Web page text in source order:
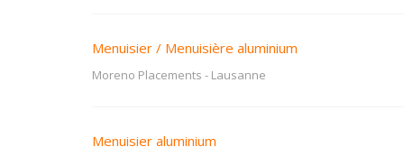
Menuisier / Menuisière aluminium
Moreno Placements - Lausanne
Menuisier aluminium